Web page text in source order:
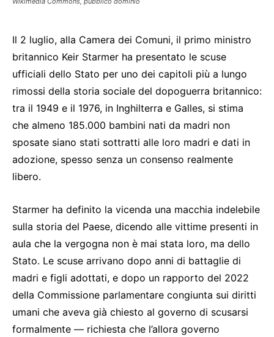
Il 2 luglio, alla Camera dei Comuni, il primo ministro
britannico Keir Starmer ha presentato le scuse
ufficiali dello Stato per uno dei capitoli più a lungo
rimossi della storia sociale del dopoguerra britannico:
tra il 1949 e il 1976, in Inghilterra e Galles, si stima
che almeno 185.000 bambini nati da madri non
sposate siano stati sottratti alle loro madri e dati in
adozione, spesso senza un consenso realmente
libero.
Starmer ha definito la vicenda una macchia indelebile
sulla storia del Paese, dicendo alle vittime presenti in
aula che la vergogna non è mai stata loro, ma dello
Stato. Le scuse arrivano dopo anni di battaglie di
madri e figli adottati, e dopo un rapporto del 2022
della Commissione parlamentare congiunta sui diritti
umani che aveva già chiesto al governo di scusarsi
formalmente — richiesta che l’allora governo